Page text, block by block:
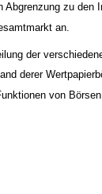
Abgrenzung zu
an.
der
derer
von